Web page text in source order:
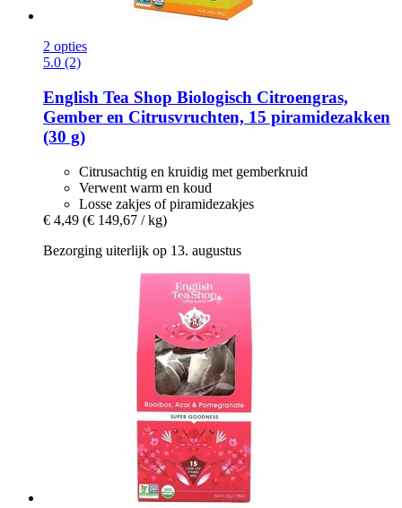
2 opties
5.0 (2)
English Tea Shop Biologisch Citroengras,
Gember en Citrusvruchten, 15 piramidezakken
(30 g)
Citrusachtig en kruidig met gemberkruid
Verwent warm en koud
Losse zakjes of piramidezakjes
€ 4,49 (€ 149,67 / kg)
Bezorging uiterlijk op 13. augustus